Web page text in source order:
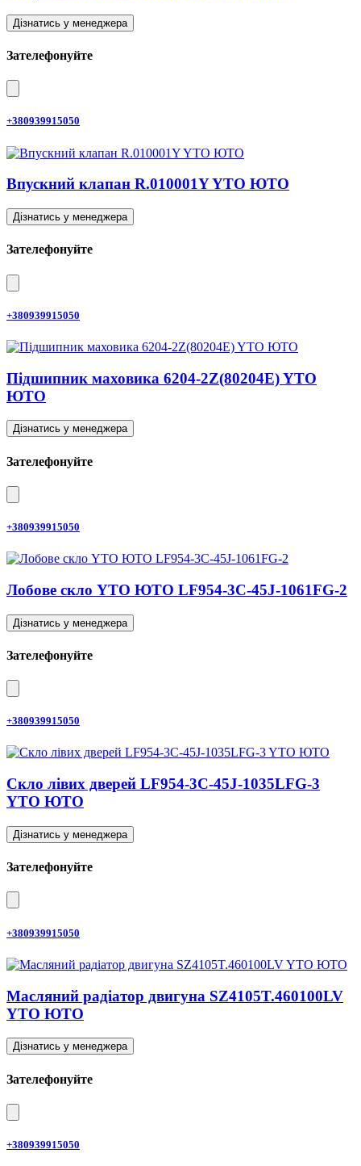
Дізнатись у менеджера
Зателефонуйте
+380939915050
Впускний клапан R.010001Y YTO ЮТО
Дізнатись у менеджера
Зателефонуйте
+380939915050
Підшипник маховика 6204-2Z(80204E) YTO
ЮТО
Дізнатись у менеджера
Зателефонуйте
+380939915050
Лобове скло YTO ЮТО LF954-3C-45J-1061FG-2
Дізнатись у менеджера
Зателефонуйте
+380939915050
Скло лівих дверей LF954-3C-45J-1035LFG-3
YTO ЮТО
Дізнатись у менеджера
Зателефонуйте
+380939915050
Масляний радіатор двигуна SZ4105T.460100LV
YTO ЮТО
Дізнатись у менеджера
Зателефонуйте
+380939915050